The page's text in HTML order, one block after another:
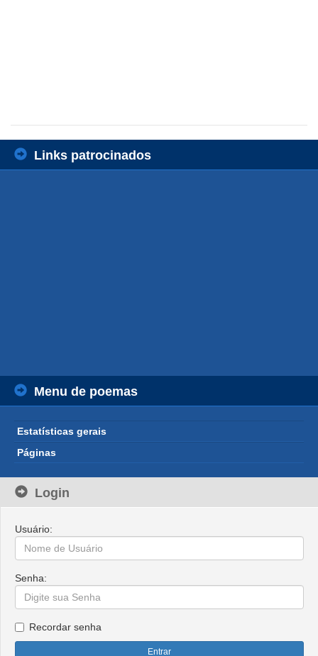
Links patrocinados
Menu de poemas
Estatísticas gerais
Páginas
Login
Usuário:
Senha:
Recordar senha